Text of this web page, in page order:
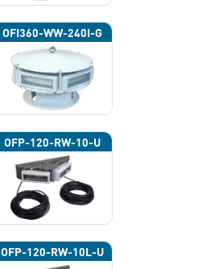
OFI360-WW-240I-G
OFP-120-RW-10-U
OFP-120-RW-10L-U